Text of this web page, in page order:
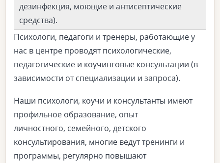
дезинфекция, моющие и антисептические
средства).
Психологи, педагоги и тренеры, работающие у
нас в центре проводят психологические,
педагогические и коучинговые консультации (в
зависимости от специализации и запроса).
Наши психологи, коучи и консультанты имеют
профильное образование, опыт
личностного, семейного, детского
консультирования, многие ведут тренинги и
программы, регулярно повышают